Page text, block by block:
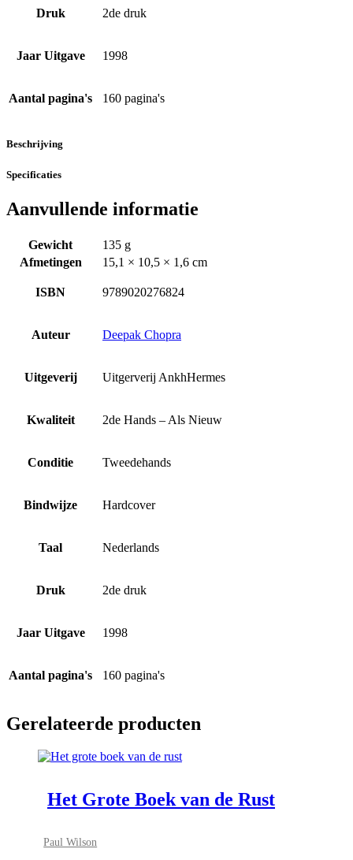
Druk 2de druk
Jaar Uitgave 1998
Aantal pagina's 160 pagina's
Beschrijving
Specificaties
Aanvullende informatie
Gewicht
135 g
Afmetingen
15,1 × 10,5 × 1,6 cm
ISBN 9789020276824
Auteur Deepak Chopra
Uitgeverij Uitgerverij AnkhHermes
Kwaliteit 2de Hands – Als Nieuw
Conditie Tweedehands
Bindwijze Hardcover
Taal Nederlands
Druk 2de druk
Jaar Uitgave 1998
Aantal pagina's 160 pagina's
Gerelateerde producten
Het Grote Boek van de Rust
Paul Wilson